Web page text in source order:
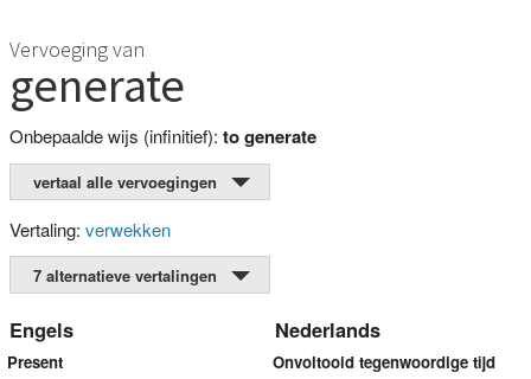
Vervoeging van
generate
Onbepaalde wijs (infinitief): to generate
vertaal alle vervoegingen
Vertaling: verwekken
7 alternatieve vertalingen
Engels Nederlands
Present Onvoltooid tegenwoordige tijd